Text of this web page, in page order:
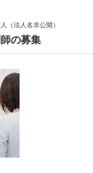
（法人名非公開）
の募集